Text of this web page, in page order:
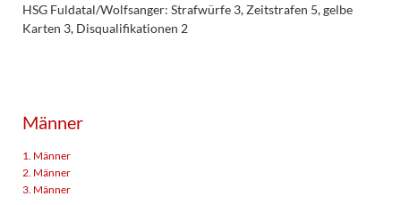
HSG Fuldatal/Wolfsanger: Strafwürfe 3, Zeitstrafen 5, gelbe
Karten 3, Disqualifikationen 2
Männer
1. Männer
2. Männer
3. Männer